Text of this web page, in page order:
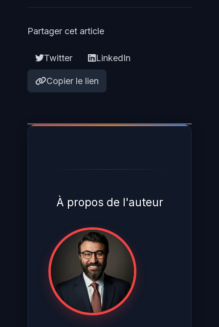
mitigation, pas une protection
solution définitive.
Partager cet article
Twitter LinkedIn
Copier le lien
À propos de l'auteur